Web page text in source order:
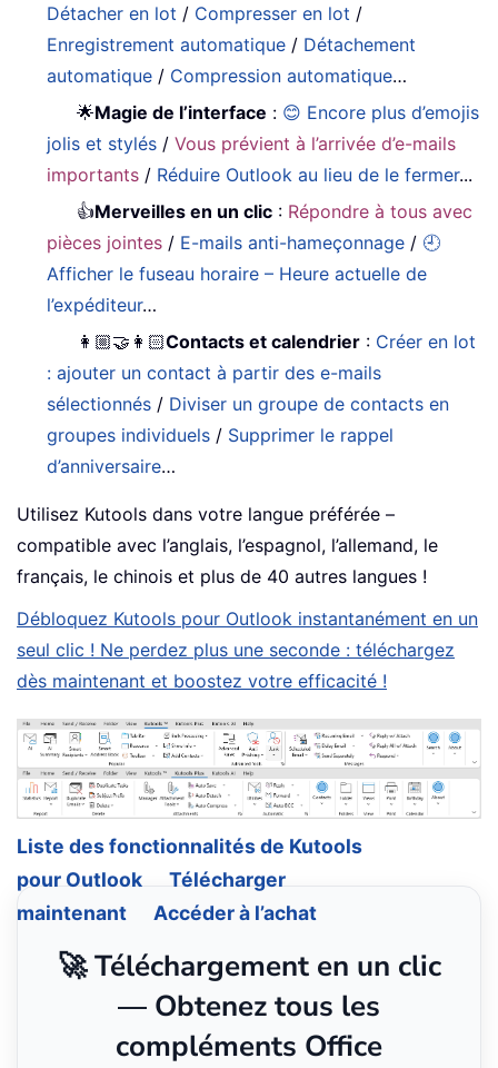
Détacher en lot / Compresser en lot /
Enregistrement automatique / Détachement
automatique / Compression automatique…
🌟Magie de l’interface : 😊 Encore plus d’emojis
jolis et stylés /Vous prévient à l’arrivée d’e-mails
importants / Réduire Outlook au lieu de le fermer...
👍Merveilles en un clic : Répondre à tous avec
pièces jointes / E-mails anti-hameçonnage / 🕘
Afficher le fuseau horaire – Heure actuelle de
l’expéditeur…
👩🏼‍🤝‍👩🏻Contacts et calendrier : Créer en lot
: ajouter un contact à partir des e-mails
sélectionnés / Diviser un groupe de contacts en
groupes individuels / Supprimer le rappel
d’anniversaire…
Utilisez Kutools dans votre langue préférée –
compatible avec l’anglais, l’espagnol, l’allemand, le
français, le chinois et plus de 40 autres langues !
Débloquez Kutools pour Outlook instantanément en un
seul clic ! Ne perdez plus une seconde : téléchargez
dès maintenant et boostez votre efficacité !
Liste des fonctionnalités de Kutools
pour Outlook
Télécharger
maintenant
Accéder à l’achat
🚀 Téléchargement en un clic
— Obtenez tous les
compléments Office